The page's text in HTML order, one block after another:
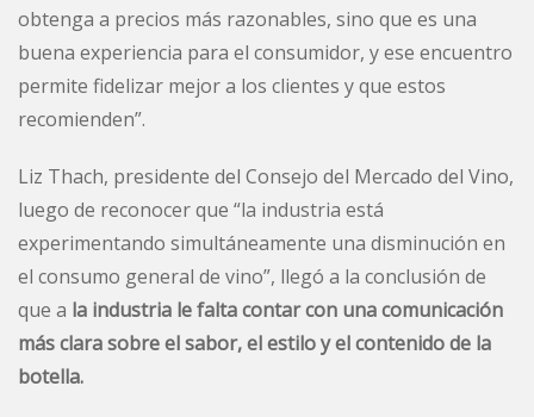
obtenga a precios más razonables, sino que es una
buena experiencia para el consumidor, y ese encuentro
permite fidelizar mejor a los clientes y que estos
recomienden”.
Liz Thach, presidente del Consejo del Mercado del Vino,
luego de reconocer que “la industria está
experimentando simultáneamente una disminución en
el consumo general de vino”, llegó a la conclusión de
que a la industria le falta contar con una comunicación
más clara sobre el sabor, el estilo y el contenido de la
botella.